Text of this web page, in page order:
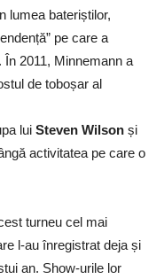
lumea bateriștilor,
pe care a
2011, Minnemann a
de toboșar al
lui Steven Wilson și
activitatea pe care o
turneu cel mai
l-au înregistrat deja și
an. Show-urile lor